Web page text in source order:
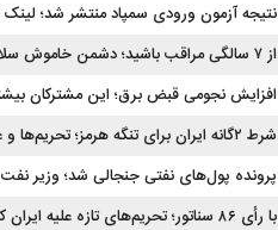
موشک فالکون ۹
نتیجه آزمون ورودی سمپاد منتشر شد؛ لینک
ثبت‌ناماز ۷ سالگی مراقب باشید؛ دشمن خاموش
شناسایی شد
افزایش نجومی قبض برق؛ این مشترکان
می‌پردازندشرط ۲گانه ایران برای تنگه هرمز؛
برگشتند
پرونده پول‌های نفتی جنجالی شد؛ وزیر
استیضاح
با رأی ۸۶ سناتور؛ تحریم‌های تازه علیه ایران کلید خورد